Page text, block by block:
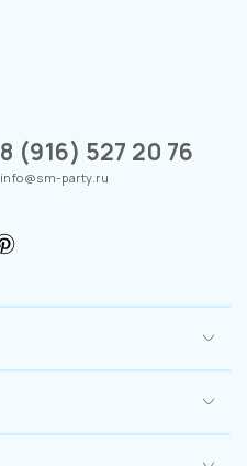
8 (916) 527 20 76
info@sm-party.ru